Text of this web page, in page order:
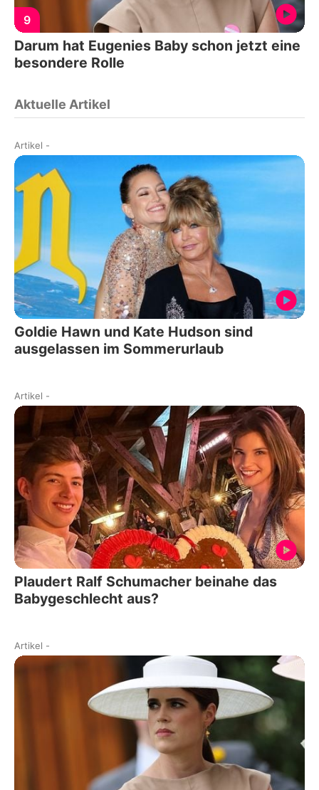
9
Darum hat Eugenies Baby schon jetzt eine
besondere Rolle
Aktuelle Artikel
Artikel -
Goldie Hawn und Kate Hudson sind
ausgelassen im Sommerurlaub
Artikel -
Plaudert Ralf Schumacher beinahe das
Babygeschlecht aus?
Artikel -